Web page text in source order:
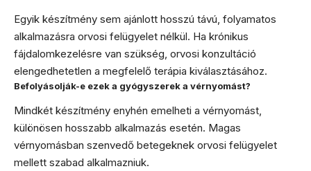
Egyik készítmény sem ajánlott hosszú távú, folyamatos
alkalmazásra orvosi felügyelet nélkül. Ha krónikus
fájdalomkezelésre van szükség, orvosi konzultáció
elengedhetetlen a megfelelő terápia kiválasztásához.
Befolyásolják-e ezek a gyógyszerek a vérnyomást?
Mindkét készítmény enyhén emelheti a vérnyomást,
különösen hosszabb alkalmazás esetén. Magas
vérnyomásban szenvedő betegeknek orvosi felügyelet
mellett szabad alkalmazniuk.